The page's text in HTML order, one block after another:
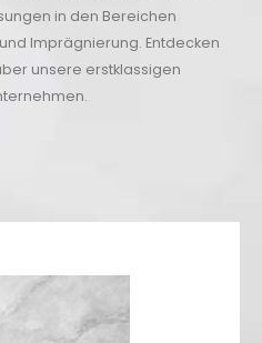
in den Bereichen
Imprägnierung. Entdecken
unsere erstklassigen